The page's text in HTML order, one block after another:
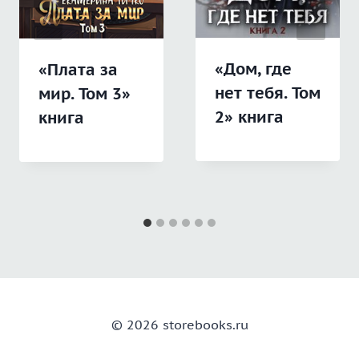
«Плата за
мир. Том 3»
книга
«Дом, где
нет тебя. Том
2» книга
© 2026 storebooks.ru